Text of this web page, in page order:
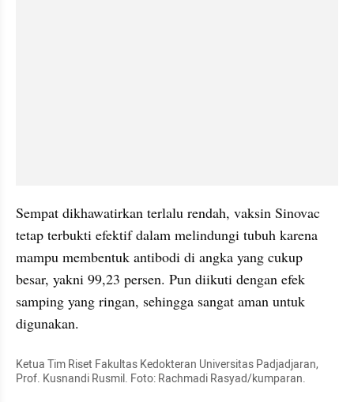
Sempat dikhawatirkan terlalu rendah, vaksin Sinovac
tetap terbukti efektif dalam melindungi tubuh karena
mampu membentuk antibodi di angka yang cukup
besar, yakni 99,23 persen. Pun diikuti dengan efek
samping yang ringan, sehingga sangat aman untuk
digunakan.
Ketua Tim Riset Fakultas Kedokteran Universitas Padjadjaran,
Prof. Kusnandi Rusmil. Foto: Rachmadi Rasyad/kumparan.